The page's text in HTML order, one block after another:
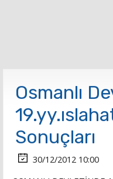
Osmanlı
Sonuçları
30/12/2012 10:00